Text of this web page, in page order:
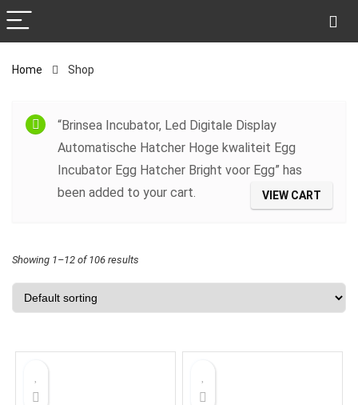
Home Shop
“Brinsea Incubator, Led Digitale Display
Automatische Hatcher Hoge kwaliteit Egg
Incubator Egg Hatcher Bright voor Egg” has
been added to your cart.
VIEW CART
Showing 1–12 of 106 results